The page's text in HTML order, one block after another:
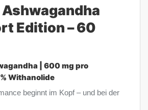
Ashwagandha
Edition – 60
| 600 mg pro
Withanolide
beginnt im Kopf – und bei der